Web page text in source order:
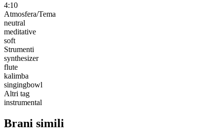
4:10
Atmosfera/Tema
neutral
meditative
soft
Strumenti
synthesizer
flute
kalimba
singingbowl
Altri tag
instrumental
Brani simili